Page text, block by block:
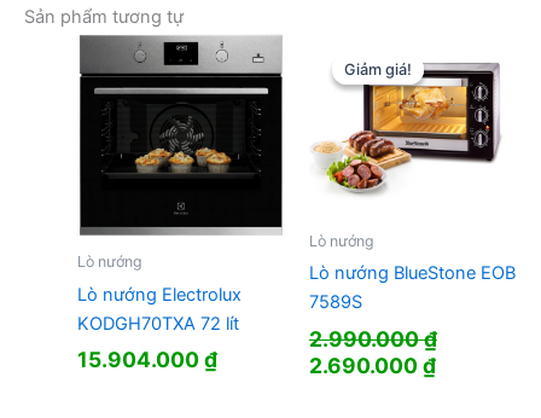
Sản phẩm tương tự
Lò nướng
Lò nướng Electrolux
KODGH70TXA 72 lít
15.904.000₫
Giảm giá!
Giảm giá!
Lò nướng
Lò nướng BlueStone EOB
7589S
2.990.000₫
Giá
2.690.000₫Giá